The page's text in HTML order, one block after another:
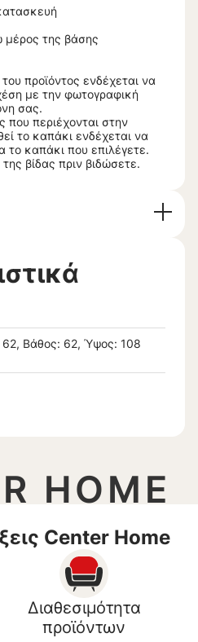
μέρος της βάσης
προϊόντος ενδέχεται να
με την φωτογραφική
σας.
που περιέχονται στην
το καπάκι ενδέχεται να
το καπάκι που επιλέγετε.
βίδας πριν βιδώσετε.
62, Βάθος: 62, Ύψος: 108
HOME
Center Home
Διαθεσιμότητα
προϊόντων